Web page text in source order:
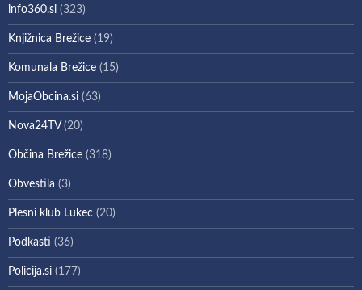
info360.si (323)
Knjižnica Brežice (19)
Komunala Brežice (15)
MojaObcina.si (63)
Nova24TV(20)
Občina Brežice (318)
Obvestila (3)
Plesni klub Lukec (20)
Podkasti (36)
Policija.si (177)